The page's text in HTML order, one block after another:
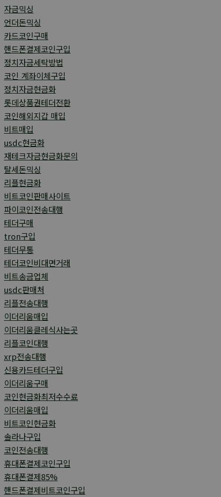
자금믹싱
언더돈믹싱
카드코인구매
핸드폰결제코인구입
정치자금세탁방법
코인 계좌이체구입
정치자금현금화
롯데상품권테더전환
코인해외지갑 매입
비트매입
usdc현금화
재테크자금현금화문의
탈세돈믹싱
리플현금화
비트코인판매사이트
파이코인전송대행
테더구매
tron구입
테더무통
테더코인비대면거래
비트송금업체
usdc판매처
리플전송대행
이더리움매입
이더리움클레식사는곳
리플코인대행
xrp전송대행
신용카드테더구입
이더리움구매
코인현금화최저수수료
이더리움매입
비트코인현금화
솔라나구입
코인전송대행
휴대폰결제코인구입
휴대폰결제85%
핸드폰결제비트코인구입